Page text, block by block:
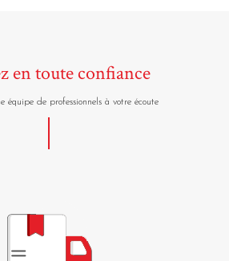
en toute confiance
équipe de professionnels à votre écoute